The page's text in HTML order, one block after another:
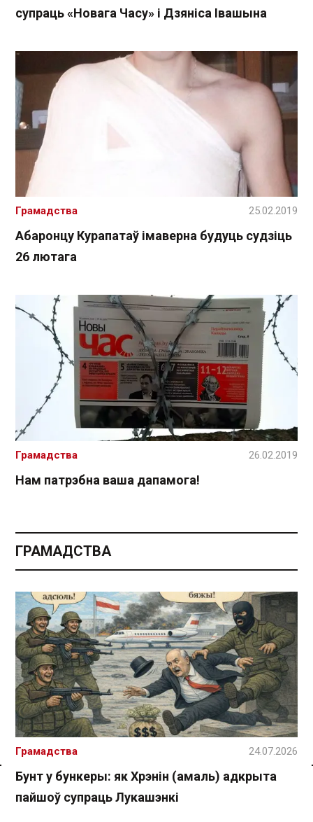
Спасылка без VPN
супраць «Новага Часу» і Дзяніса Івашына
Абаронцу Курапатаў імаверна будуць судзіць
26 лютага
Грамадства 25.02.2019
Нам патрэбна ваша дапамога!
Грамадства 26.02.2019
ГРАМАДСТВА
Бунт у бункеры: як Хрэнін (амаль) адкрыта
пайшоў супраць Лукашэнкі
Грамадства 24.07.2026